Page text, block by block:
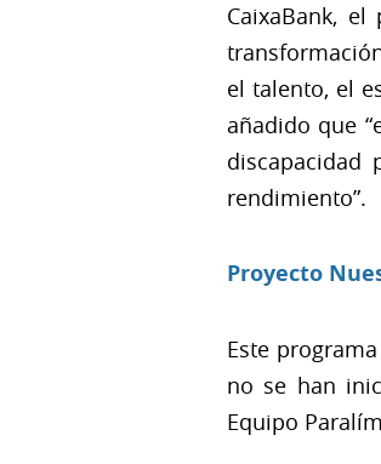
CaixaBank,
el talento, el
añadido que
discapacidad
rendimiento”.
Proyecto
Este
no se han
Equipo